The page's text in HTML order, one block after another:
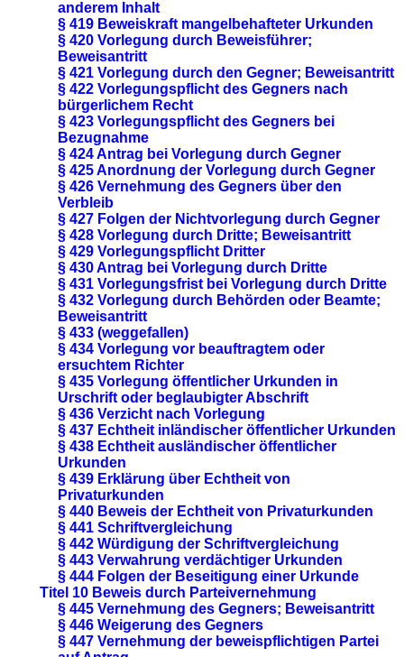
anderem Inhalt
§ 419 Beweiskraft mangelbehafteter Urkunden
§ 420 Vorlegung durch Beweisführer;
Beweisantritt
§ 421 Vorlegung durch den Gegner; Beweisantritt
§ 422 Vorlegungspflicht des Gegners nach
bürgerlichem Recht
§ 423 Vorlegungspflicht des Gegners bei
Bezugnahme
§ 424 Antrag bei Vorlegung durch Gegner
§ 425 Anordnung der Vorlegung durch Gegner
§ 426 Vernehmung des Gegners über den
Verbleib
§ 427 Folgen der Nichtvorlegung durch Gegner
§ 428 Vorlegung durch Dritte; Beweisantritt
§ 429 Vorlegungspflicht Dritter
§ 430 Antrag bei Vorlegung durch Dritte
§ 431 Vorlegungsfrist bei Vorlegung durch Dritte
§ 432 Vorlegung durch Behörden oder Beamte;
Beweisantritt
§ 433 (weggefallen)
§ 434 Vorlegung vor beauftragtem oder
ersuchtem Richter
§ 435 Vorlegung öffentlicher Urkunden in
Urschrift oder beglaubigter Abschrift
§ 436 Verzicht nach Vorlegung
§ 437 Echtheit inländischer öffentlicher Urkunden
§ 438 Echtheit ausländischer öffentlicher
Urkunden
§ 439 Erklärung über Echtheit von
Privaturkunden
§ 440 Beweis der Echtheit von Privaturkunden
§ 441 Schriftvergleichung
§ 442 Würdigung der Schriftvergleichung
§ 443 Verwahrung verdächtiger Urkunden
§ 444 Folgen der Beseitigung einer Urkunde
Titel 10 Beweis durch Parteivernehmung
§ 445 Vernehmung des Gegners; Beweisantritt
§ 446 Weigerung des Gegners
§ 447 Vernehmung der beweispflichtigen Partei